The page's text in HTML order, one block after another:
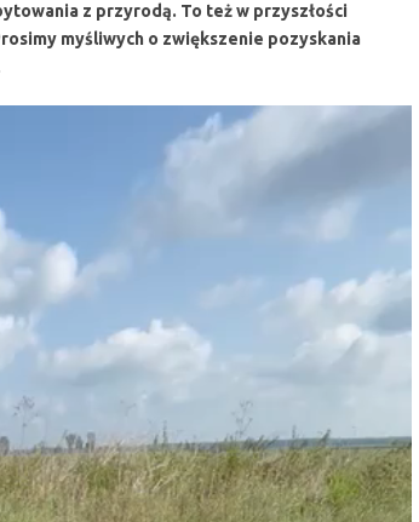
z przyrodą. To też w przyszłości
myśliwych o zwiększenie pozyskania